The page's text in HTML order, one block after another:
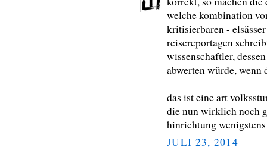
welche kombination
kritisierbaren -
reisereportagen
wissenschaftler,
abwerten würde, wenn
das ist eine art
die nun wirklich noch
hinrichtung
JULI 23, 2014